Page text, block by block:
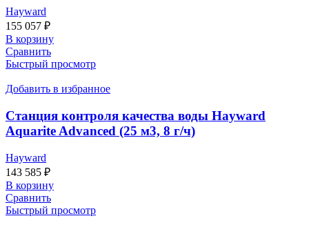
Hayward
155 057 ₽
В корзину
Сравнить
Быстрый просмотр
Добавить в избранное
Станция контроля качества воды Hayward
Aquarite Advanced (25 м3, 8 г/ч)
Hayward
143 585 ₽
В корзину
Сравнить
Быстрый просмотр